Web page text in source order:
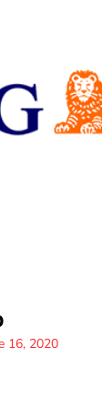
16, 2020